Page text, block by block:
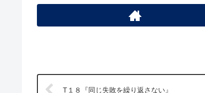
T１８『同じ失敗を繰り返さない』